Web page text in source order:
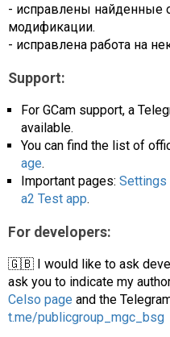
- исправлены найденные
модификации.
- исправлена работа на
Support:
For GCam support, a
available.
You can find the list of
age.
Important pages: Settings
a2 Test app.
For developers:
🇬🇧 I would like to ask
ask you to indicate my
Celso page and the
t.me/publicgroup_mgc_bsg